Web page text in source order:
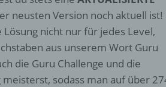
neusten Version noch aktuell ist!
nicht nur für jedes Level,
aus unserem Wort Guru
die Guru Challenge und die
sodass man auf über